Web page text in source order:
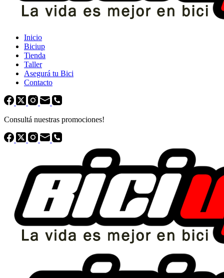
Inicio
Biciup
Tienda
Taller
Asegurá tu Bici
Contacto
Consultá nuestras promociones!